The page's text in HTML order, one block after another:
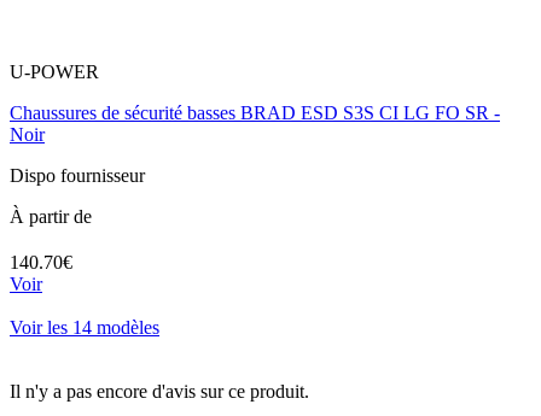
U-POWER
Chaussures de sécurité basses BRAD ESD S3S CI LG FO SR -
Noir
Dispo fournisseur
À partir de
140.70€
Voir
Voir les 14 modèles
Il n'y a pas encore d'avis sur ce produit.